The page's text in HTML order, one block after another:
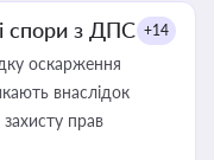
спори з ДПС +14
оскарження
внаслідок
захисту прав